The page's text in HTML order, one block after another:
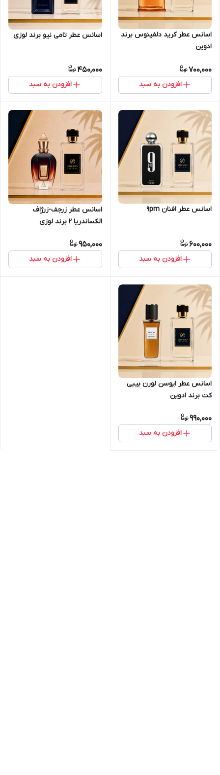
اسانس عطر کرید دلفینوس برند
ادوین
700,000
افزودن به سبد
اسانس عطر تامی نیو برند لوزی
450,000
افزودن به سبد
اسانس عطر افنان 9pm
600,000
افزودن به سبد
اسانس عطر زرجف-زرژاف
الکساندریا 2 برند لوزی
950,000
افزودن به سبد
اسانس عطر ایوسن لورن بیبی
کت برند ادوین
990,000
افزودن به سبد